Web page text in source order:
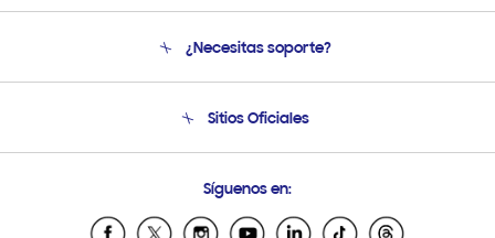
Soporte
¿Necesitas soporte?
Soporte vía eMail
Sitios Oficiales
Samsung Ecuador
Síguenos en: